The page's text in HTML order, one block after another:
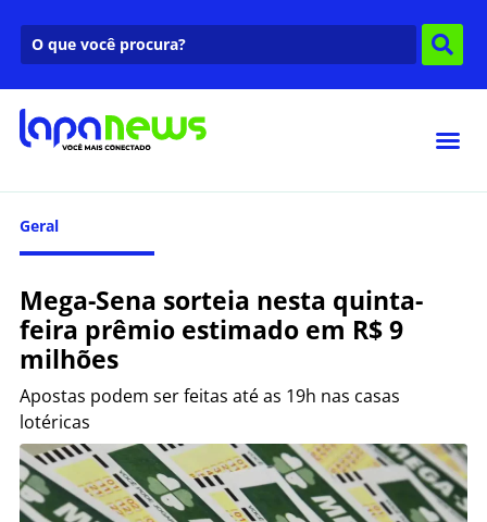
Geral
Mega-Sena sorteia nesta quinta-
feira prêmio estimado em R$ 9
milhões
Apostas podem ser feitas até as 19h nas casas
lotéricas